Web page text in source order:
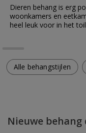
Dieren behang is erg
woonkamers en
heel leuk voor in het
Alle behangstijlen
Nieuwe behang